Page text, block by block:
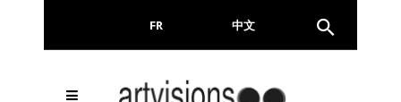
FR 中文